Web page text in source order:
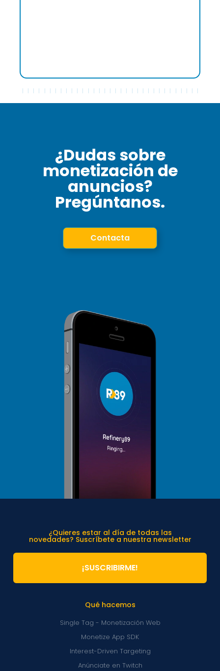
¿Dudas sobre
monetización de
anuncios?
Pregúntanos.
Contacta
Qué hacemos
Single Tag - Monetización Web
Monetize App SDK
Interest-Driven Targeting
Anúnciate en Twitch
¿Quieres estar al día de todas las
novedades? Suscríbete a nuestra newsletter
¡SUSCRIBIRME!